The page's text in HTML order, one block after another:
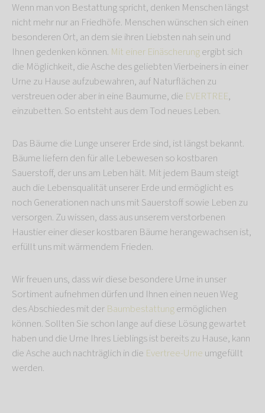
Wenn man von Bestattung spricht, denken Menschen längst
nicht mehr nur an Friedhöfe. Menschen wünschen sich einen
besonderen Ort, an dem sie ihren Liebsten nah sein und
Ihnen gedenken können. Mit einer Einäscherungergibt sich
die Möglichkeit, die Asche des geliebten Vierbeiners in einer
Urne zu Hause aufzubewahren, auf Naturflächen zu
verstreuen oder aber in eine Baumurne, die EVERTREE,
einzubetten. So entsteht aus dem Tod neues Leben.
Das Bäume die Lunge unserer Erde sind, ist längst bekannt.
Bäume liefern den für alle Lebewesen so kostbaren
Sauerstoff, der uns am Leben hält. Mit jedem Baum steigt
auch die Lebensqualität unserer Erde und ermöglicht es
noch Generationen nach uns mit Sauerstoff sowie Leben zu
versorgen. Zu wissen, dass aus unserem verstorbenen
Haustier einer dieser kostbaren Bäume herangewachsen ist,
erfüllt uns mit wärmendem Frieden.
Wir freuen uns, dass wir diese besondere Urne in unser
Sortiment aufnehmen dürfen und Ihnen einen neuen Weg
des Abschiedes mit der Baumbestattungermöglichen
können. Sollten Sie schon lange auf diese Lösung gewartet
haben und die Urne Ihres Lieblings ist bereits zu Hause, kann
die Asche auch nachträglich in die Evertree-Urne umgefüllt
werden.